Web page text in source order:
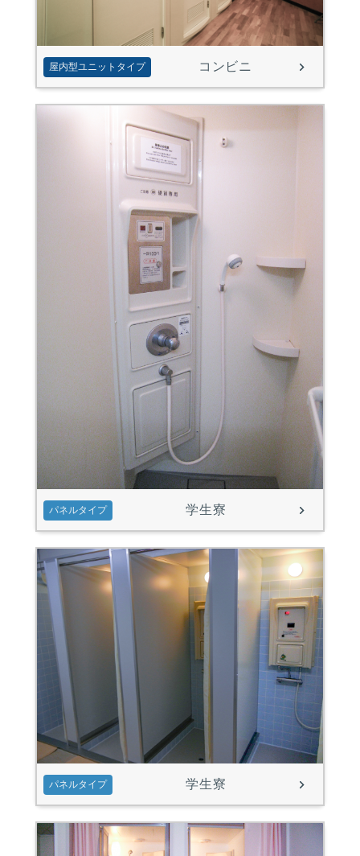
屋内型ユニットタイプ コンビニ
パネルタイプ 学生寮
パネルタイプ 学生寮